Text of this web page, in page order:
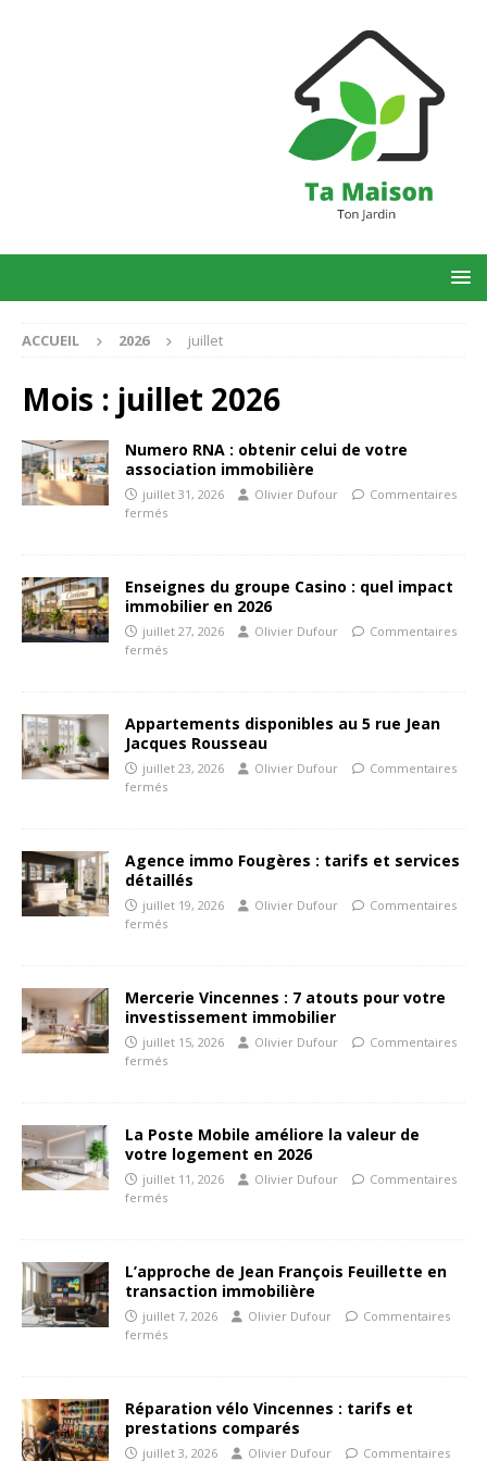
ACCUEIL 2026 juillet
Mois : juillet 2026
Numero RNA : obtenir celui de votre
association immobilière
juillet 31, 2026 Olivier Dufour
Commentaires
fermés
Enseignes du groupe Casino : quel impact
immobilier en 2026
juillet 27, 2026 Olivier Dufour
Commentaires
fermés
Appartements disponibles au 5 rue Jean
Jacques Rousseau
juillet 23, 2026 Olivier Dufour
Commentaires
fermés
Agence immo Fougères : tarifs et services
détaillés
juillet 19, 2026 Olivier Dufour
Commentaires
fermés
Mercerie Vincennes : 7 atouts pour votre
investissement immobilier
juillet 15, 2026 Olivier Dufour
Commentaires
fermés
La Poste Mobile améliore la valeur de
votre logement en 2026
juillet 11, 2026 Olivier Dufour
Commentaires
fermés
L’approche de Jean François Feuillette en
transaction immobilière
juillet 7, 2026 Olivier Dufour
Commentaires
fermés
Réparation vélo Vincennes : tarifs et
prestations comparés
juillet 3, 2026 Olivier Dufour Commentaires